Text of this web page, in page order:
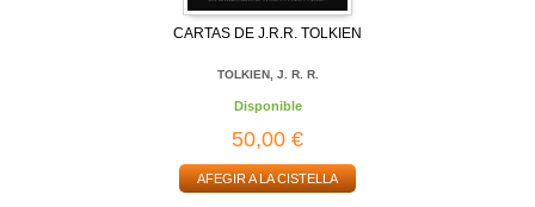
CARTAS DE J.R.R. TOLKIEN
TOLKIEN, J. R. R.
Disponible
50,00 €
AFEGIR A LA CISTELLA